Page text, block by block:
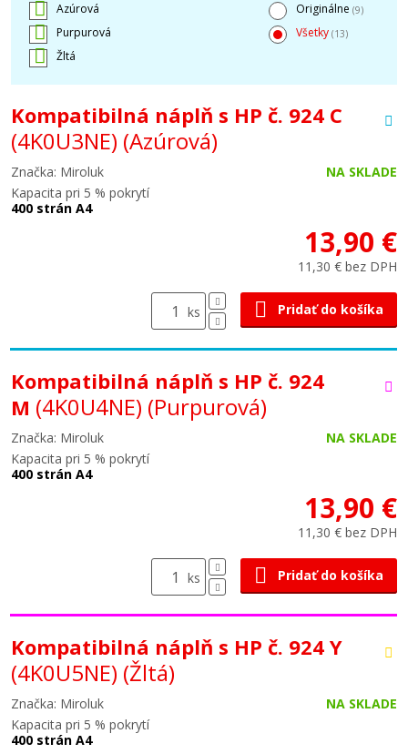
Azúrová
Purpurová
Žltá
Originálne (9)
Všetky (13)
Kompatibilná náplň s HP č. 924 C
(4K0U3NE) (Azúrová)
Značka: Miroluk
NA SKLADE
Kapacita pri 5 % pokrytí
400 strán A4
13,90 €
11,30 € bez DPH
ks Pridať do košíka
Kompatibilná náplň s HP č. 924
M (4K0U4NE) (Purpurová)
Značka: Miroluk
NA SKLADE
Kapacita pri 5 % pokrytí
400 strán A4
13,90 €
11,30 € bez DPH
ks Pridať do košíka
Kompatibilná náplň s HP č. 924 Y
(4K0U5NE) (Žltá)
Značka: Miroluk
NA SKLADE
Kapacita pri 5 % pokrytí
400 strán A4